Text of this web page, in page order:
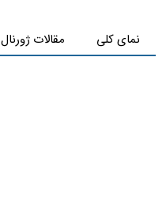
نمای کلی مقالات ژورنال